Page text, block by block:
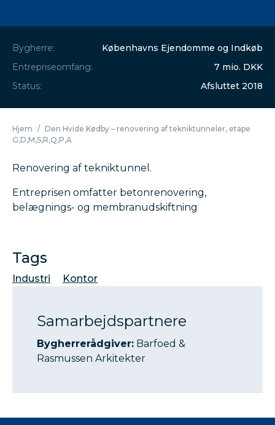
Bygherre:
Københavns Ejendomme og Indkøb
Entrepriseomfang:
7 mio. DKK
Status:
Afsluttet 2018
Hjem / Den Hvide Kødby – renovering af tekniktunneler, etape
G,D,M,S,R,Q,P,A
Renovering af tekniktunnel.
Entreprisen omfatter betonrenovering,
belægnings- og membranudskiftning
Tags
Industri Kontor
Samarbejdspartnere
Bygherrerådgiver: Barfoed &
Rasmussen Arkitekter